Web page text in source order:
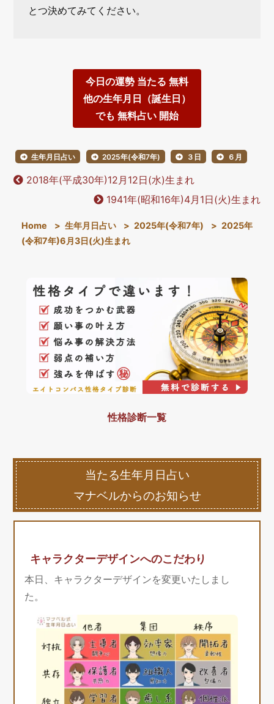
とつ決めてみてください。
今日の運勢 当たる 無料
他の生年月日（誕生日）
でも 無料占い 開始
生年月日占い 2025年(令和7年) ３日 ６月
2018年(平成30年)12月12日(水)生まれ
1941年(昭和16年)4月1日(火)生まれ
Home > 生年月日占い > 2025年(令和7年) > 2025年
(令和7年)6月3日(火)生まれ
性格診断一覧
当たる生年月日占い
マナベルからのお知らせ
キャラクターデザインへのこだわり
本日、キャラクターデザインを変更いたしまし
た。